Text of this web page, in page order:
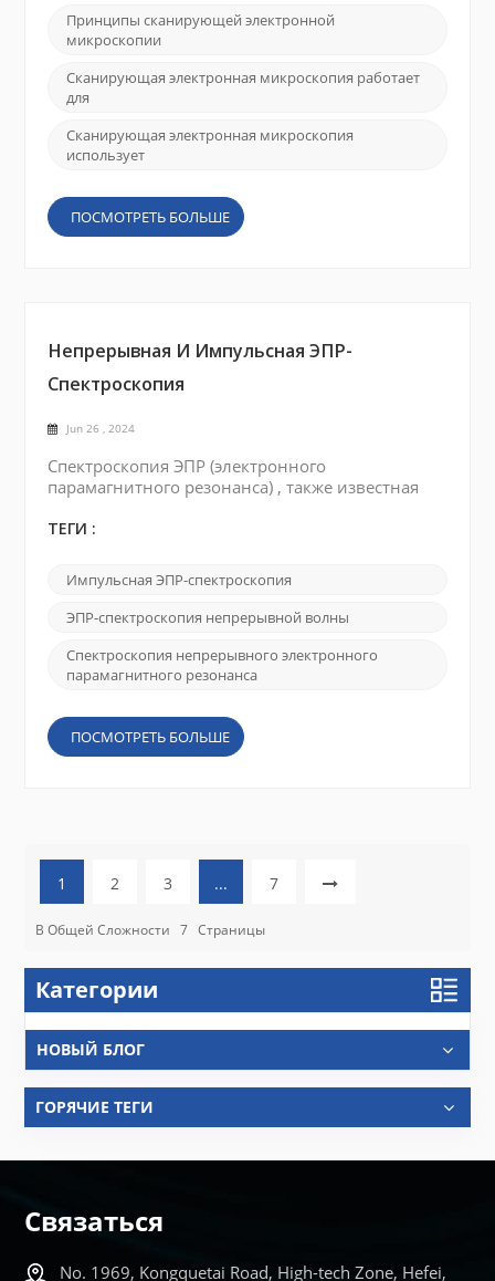
высоким разрешением. Источник электронов:
SEM работает с использованием источника
электронов, обычно нагретой вольфрамовой
нити или автоэмиссионной пушки, для
создания пучка электронов. Генерация ...
Принципы сканирующей электронной
микроскопии
Сканирующая электронная микроскопия работает
для
Сканирующая электронная микроскопия
использует
ПОСМОТРЕТЬ БОЛЬШЕ
Непрерывная И Импульсная ЭПР-
Спектроскопия
Jun 26 , 2024
Спектроскопия ЭПР (электронного
парамагнитного резонанса) , также известная
резонанса (ЭПР) , представляет собой метод,
структуры парамагнитных частиц. Существует
два основных типа ЭПР-спектроскопии: ЭПР-
спектроскопия непрерывной волны (CW) и
спектроскопия непрерывного де...
ТЕГИ :
Импульсная ЭПР-спектроскопия
ЭПР-спектроскопия непрерывной волны
Спектроскопия непрерывного электронного
парамагнитного резонанса
ПОСМОТРЕТЬ БОЛЬШЕ
1 2 3 ... 7
В Общей Сложности 7 Страницы
Категории
НОВЫЙ БЛОГ
ГОРЯЧИЕ ТЕГИ
Связаться
No. 1969, Kongquetai Road, High-tech Zone, Hefei,